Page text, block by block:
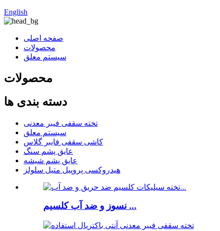
English
صفحه اصلی
محصولات
سیستم معلق
محصولات
دسته بندی ها
تخته سقفی فیبر معدنی
سیستم معلق
کاشی سقفی فایبر گلاس
عایق پشم سنگ
عایق پشم شیشه
هیدروکسی پروپیل متیل سلولز
نسوز و ضد آب کلسیم ...